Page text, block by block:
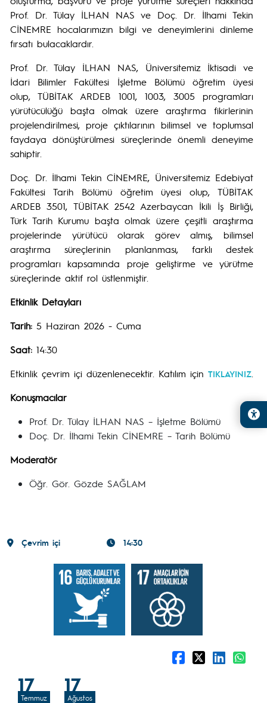
Prof. Dr. Tülay İLHAN NAS ve Doç. Dr. İlhami Tekin
CİNEMRE hocalarımızın bilgi ve deneyimlerini dinleme
fırsatı bulacaklardır.
Prof. Dr. Tülay İLHAN NAS, Üniversitemiz İktisadi ve
İdari Bilimler Fakültesi İşletme Bölümü öğretim üyesi
olup, TÜBİTAK ARDEB 1001, 1003, 3005 programları
yürütücülüğü başta olmak üzere araştırma fikirlerinin
projelendirilmesi, proje çıktılarının bilimsel ve toplumsal
faydaya dönüştürülmesi süreçlerinde önemli deneyime
sahiptir.
Doç. Dr. İlhami Tekin CİNEMRE, Üniversitemiz Edebiyat
Fakültesi Tarih Bölümü öğretim üyesi olup, TÜBİTAK
ARDEB 3501, TÜBİTAK 2542 Azerbaycan İkili İş Birliği,
Türk Tarih Kurumu başta olmak üzere çeşitli araştırma
projelerinde yürütücü olarak görev almış, bilimsel
araştırma süreçlerinin planlanması, farklı destek
programları kapsamında proje geliştirme ve yürütme
süreçlerinde aktif rol üstlenmiştir.
Etkinlik Detayları
Tarih: 5 Haziran 2026 - Cuma
Saat: 14:30
Etkinlik çevrim içi düzenlenecektir. Katılım için TIKLAYINIZ
Konuşmacılar
Prof. Dr. Tülay İLHAN NAS – İşletme Bölümü
Doç. Dr. İlhami Tekin CİNEMRE – Tarih Bölümü
Moderatör
Öğr. Gör. Gözde SAĞLAM
Çevrim içi 14:30
17
Temmuz
17
Ağustos